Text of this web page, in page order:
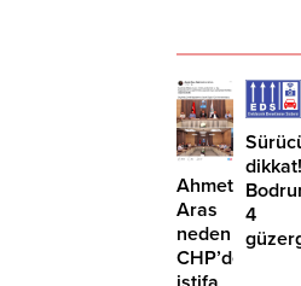
Ahmet
Aras
neden
CHP’den
dikkat!
4